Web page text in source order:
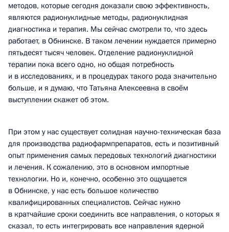
методов, которые сегодня доказали свою эффективность,
являются радионуклидные методы, радионуклидная
диагностика и терапия. Мы сейчас смотрели то, что здесь
работает, в Обнинске. В таком лечении нуждается примерно
пятьдесят тысяч человек. Отделение радионуклидной
терапии пока всего одно, но общая потребность
и в исследованиях, и в процедурах такого рода значительно
больше, и я думаю, что Татьяна Алексеевна в своём
выступлении скажет об этом.
При этом у нас существует солидная научно-техническая база
для производства радиофармпрепаратов, есть и позитивный
опыт применения самых передовых технологий диагностики
и лечения. К сожалению, это в основном импортные
технологии. Но и, конечно, особенно это ощущается
в Обнинске, у нас есть большое количество
квалифицированных специалистов. Сейчас нужно
в кратчайшие сроки соединить все направления, о которых я
сказал, то есть интегрировать все направления ядерной